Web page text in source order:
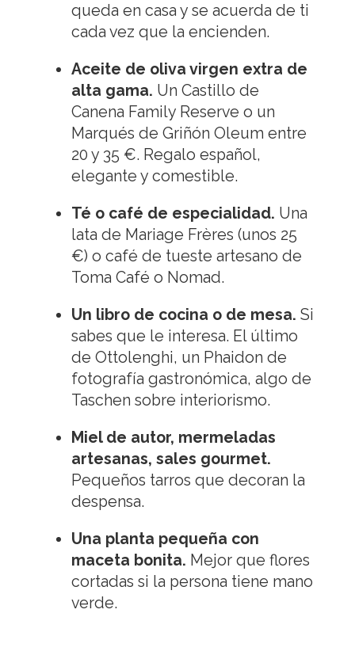
queda en casa y se acuerda de ti
cada vez que la encienden.
Aceite de oliva virgen extra de
alta gama. Un Castillo de
Canena Family Reserve o un
Marqués de Griñón Oleum entre
20 y 35 €. Regalo español,
elegante y comestible.
Té o café de especialidad. Una
lata de Mariage Frères (unos 25
€) o café de tueste artesano de
Toma Café o Nomad.
Un libro de cocina o de mesa. Si
sabes que le interesa. El último
de Ottolenghi, un Phaidon de
fotografía gastronómica, algo de
Taschen sobre interiorismo.
Miel de autor, mermeladas
artesanas, sales gourmet.
Pequeños tarros que decoran la
despensa.
Una planta pequeña con
maceta bonita. Mejor que flores
cortadas si la persona tiene mano
verde.